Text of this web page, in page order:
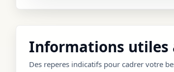
Informations utiles
Des reperes indicatifs pour cadrer votre